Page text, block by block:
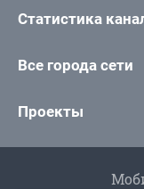
Статистика
Все города сети
Проекты